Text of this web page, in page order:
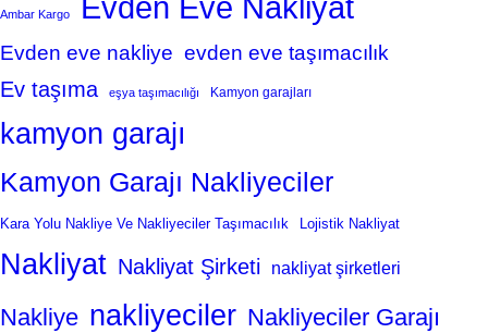
Ambar Kargo
Evden eve nakliye evden eve taşımacılık
Ev taşıma eşya taşımacılığı Kamyon garajları
kamyon garajı
Kamyon Garajı Nakliyeciler
Kara Yolu Nakliye Ve Nakliyeciler Taşımacılık Lojistik Nakliyat
Nakliyat Nakliyat Şirketi nakliyat şirketleri
Nakliye nakliyeciler Nakliyeciler Garajı